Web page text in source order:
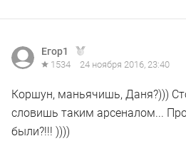
Егор1
1534 24 ноября 2016, 23:40
Коршун, маньячишь, Даня?)))
словишь таким арсеналом...
были?!!! ))))